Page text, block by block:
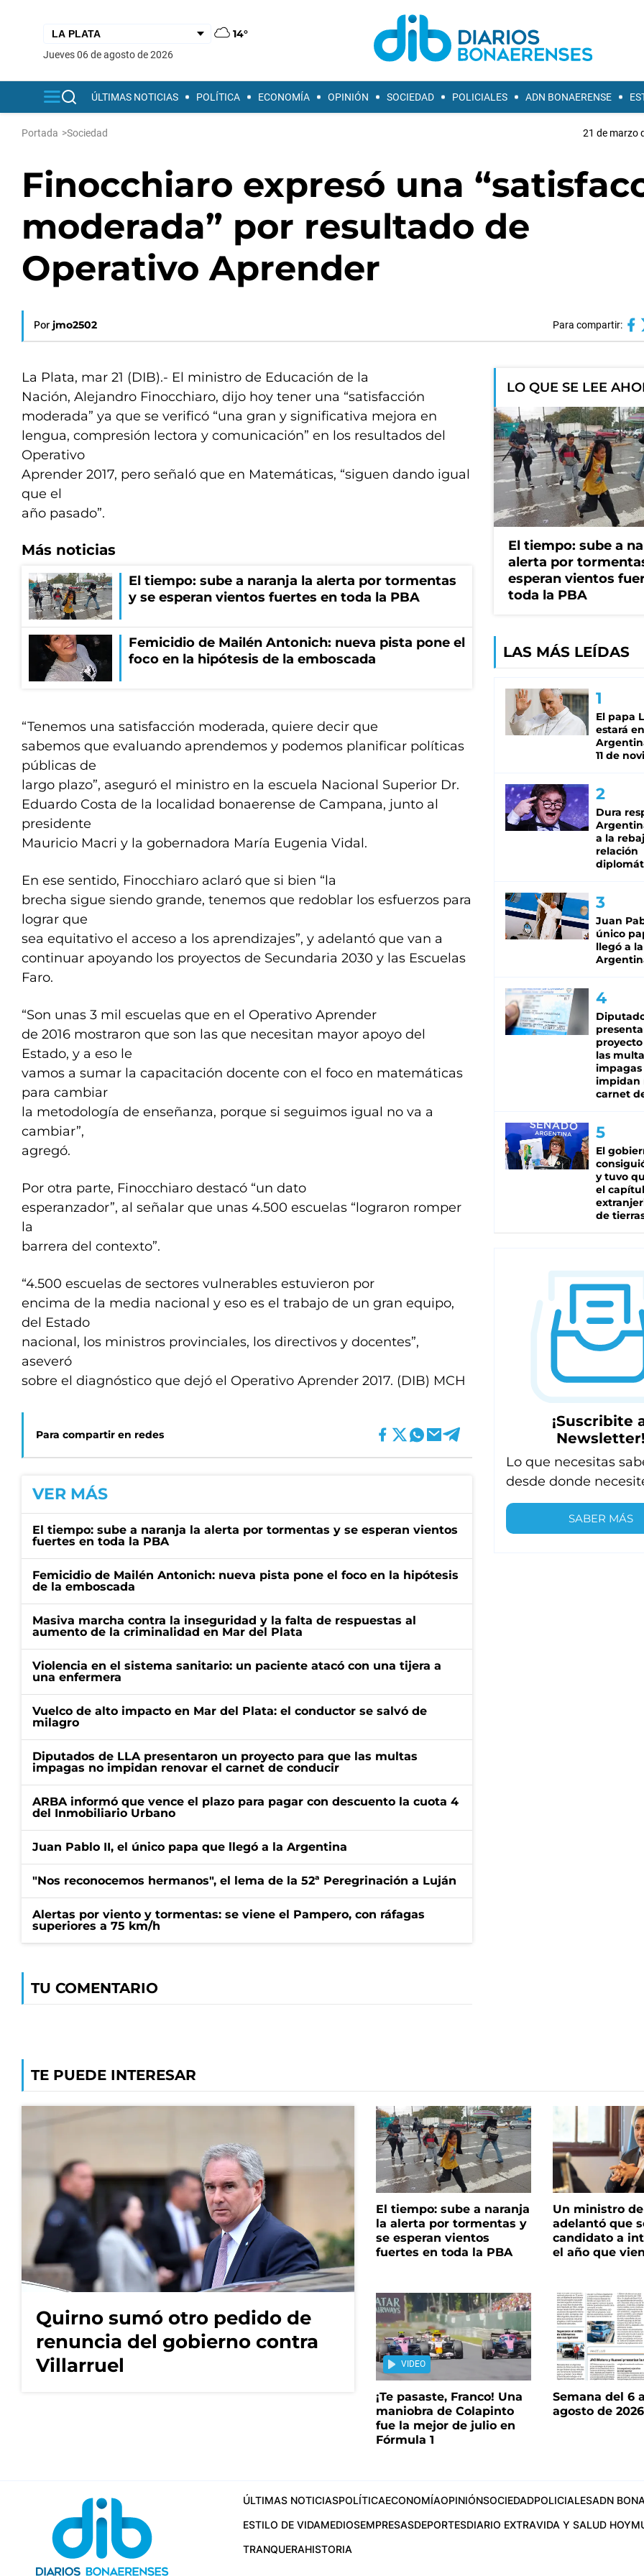
14°
jueves 06 de agosto de 2026
ÚLTIMAS NOTICIAS POLÍTICA ECONOMÍA OPINIÓN SOCIEDAD POLICIALES ADN BONAERENSE
Portada >Sociedad 21 de marzo
Finocchiaro expresó una
moderada” por resultado de
Operativo Aprender
Por jmo2502 Para compartir:
La Plata, mar 21 (DIB).- El ministro de Educación de la
Nación, Alejandro Finocchiaro, dijo hoy tener una “satisfacción
moderada” ya que se verificó “una gran y significativa mejora en
lengua, compresión lectora y comunicación” en los resultados del
Operativo
Aprender 2017, pero señaló que en Matemáticas, “siguen dando igual
que el
año pasado”.
Más noticias
El tiempo: sube a naranja la alerta por tormentas
y se esperan vientos fuertes en toda la PBA
Femicidio de Mailén Antonich: nueva pista pone el
foco en la hipótesis de la emboscada
“Tenemos una satisfacción moderada, quiere decir que
sabemos que evaluando aprendemos y podemos planificar políticas
públicas de
largo plazo”, aseguró el ministro en la escuela Nacional Superior Dr.
Eduardo Costa de la localidad bonaerense de Campana, junto al
presidente
Mauricio Macri y la gobernadora María Eugenia Vidal.
En ese sentido, Finocchiaro aclaró que si bien “la
brecha sigue siendo grande, tenemos que redoblar los esfuerzos para
lograr que
sea equitativo el acceso a los aprendizajes”, y adelantó que van a
continuar apoyando los proyectos de Secundaria 2030 y las Escuelas
Faro.
“Son unas 3 mil escuelas que en el Operativo Aprender
de 2016 mostraron que son las que necesitan mayor apoyo del
Estado, y a eso le
vamos a sumar la capacitación docente con el foco en matemáticas
para cambiar
la metodología de enseñanza, porque si seguimos igual no va a
cambiar”,
agregó.
Por otra parte, Finocchiaro destacó “un dato
esperanzador”, al señalar que unas 4.500 escuelas “lograron romper
la
barrera del contexto”.
“4.500 escuelas de sectores vulnerables estuvieron por
encima de la media nacional y eso es el trabajo de un gran equipo,
del Estado
nacional, los ministros provinciales, los directivos y docentes”,
aseveró
sobre el diagnóstico que dejó el Operativo Aprender 2017. (DIB) MCH
Para compartir en redes
VER MÁS
El tiempo: sube a naranja la alerta por tormentas y se esperan vientos
fuertes en toda la PBA
Femicidio de Mailén Antonich: nueva pista pone el foco en la hipótesis
de la emboscada
Masiva marcha contra la inseguridad y la falta de respuestas al
aumento de la criminalidad en Mar del Plata
Violencia en el sistema sanitario: un paciente atacó con una tijera a
una enfermera
Vuelco de alto impacto en Mar del Plata: el conductor se salvó de
milagro
Diputados de LLA presentaron un proyecto para que las multas
impagas no impidan renovar el carnet de conducir
ARBA informó que vence el plazo para pagar con descuento la cuota 4
del Inmobiliario Urbano
Juan Pablo II, el único papa que llegó a la Argentina
"Nos reconocemos hermanos", el lema de la 52ª Peregrinación a Luján
Alertas por viento y tormentas: se viene el Pampero, con ráfagas
superiores a 75 km/h
TU COMENTARIO
LO QUE SE LEE
El tiempo: sube a
alerta por
esperan vientos
toda la PBA
LAS MÁS LEÍDAS
El papa
estará
11 de
Dura
a la
relación
Juan
único
llegó a la
las
impagas
impidan
carnet
El
y tuvo
el
de
¡Suscribite
Newsletter!
Lo que necesitas
desde donde
SABER MÁS
TE PUEDE INTERESAR
Quirno sumó otro pedido de
renuncia del gobierno contra
Villarruel
El tiempo: sube a naranja
la alerta por tormentas y
se esperan vientos
fuertes en toda la PBA
Un ministro
adelantó que
candidato a
el año que
VIDEO
¡Te pasaste, Franco! Una
maniobra de Colapinto
fue la mejor de julio en
Fórmula 1
Semana del 6
agosto de 2026
ÚLTIMAS NOTICIASPOLÍTICAECONOMÍAOPINIÓNSOCIEDADPOLICIALESADN
ESTILO DE VIDAMEDIOSEMPRESASDEPORTESDIARIO EXTRAVIDA Y SALUD HOY
TRANQUERAHISTORIA